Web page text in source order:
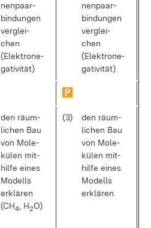
nen­paar­
bin­dun­gen
ver­glei­
chen
(Elek­tro­ne­
ga­ti­vi­tät)
nen­paar­
bin­dun­gen
ver­glei­
chen
(Elek­tro­ne­
ga­ti­vi­tät)
den räum­
li­chen Bau
von Mo­le­
kü­len mit­
hil­fe ei­nes
Mo­dells
er­klä­ren
(CH4 , H2O)
(3)
den räum­
li­chen Bau
von Mo­le­
kü­len mit­
hil­fe ei­nes
Mo­dells
er­klä­ren